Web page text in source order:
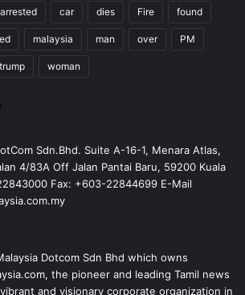
arrested car dies Fire found
malaysia man over PM
trump woman
Sdn.Bhd. Suite A-16-1, Menara Atlas,
4/83A Off Jalan Pantai Baru, 59200 Kuala
Fax: +603-22844699 E-Mail
Dotcom Sdn Bhd which owns
the pioneer and leading Tamil news
and visionary corporate organization in